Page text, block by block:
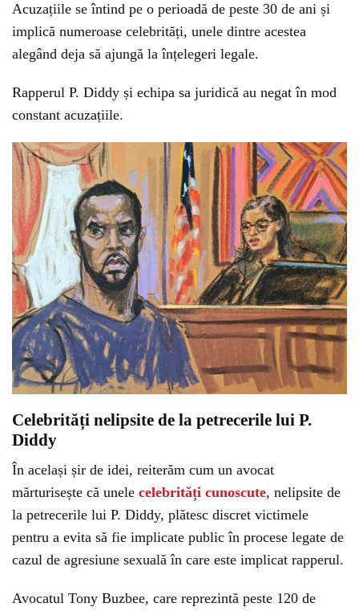
Acuzațiile se întind pe o perioadă de peste 30 de ani și
implică numeroase celebrități, unele dintre acestea
alegând deja să ajungă la înțelegeri legale.
Rapperul P. Diddy și echipa sa juridică au negat în mod
constant acuzațiile.
Celebrități nelipsite de la petrecerile lui P.
Diddy
În același șir de idei, reiterăm cum un avocat
mărturisește că unele celebrități cunoscute, nelipsite de
la petrecerile lui P. Diddy, plătesc discret victimele
pentru a evita să fie implicate public în procese legate de
cazul de agresiune sexuală în care este implicat rapperul.
Avocatul Tony Buzbee, care reprezintă peste 120 de